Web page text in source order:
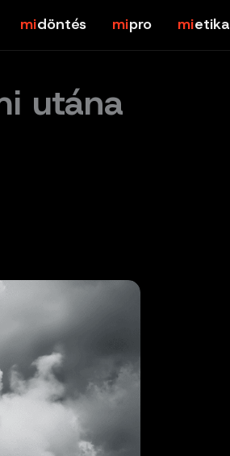
döntés pro etika
utána